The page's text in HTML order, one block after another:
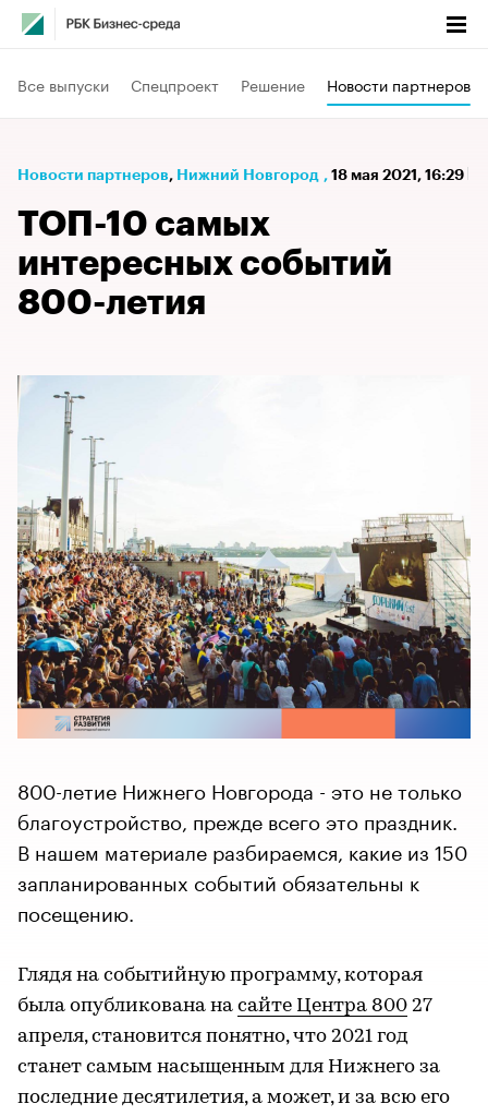
Все выпуски Спецпроект Решение Новости партнеров
Новости партнеров⁠, Нижний Новгород , 18 мая 2021, 16:29
ТОП-10 самых
интересных событий
800-летия
800-летие Нижнего Новгорода - это не только
благоустройство, прежде всего это праздник.
В нашем материале разбираемся, какие из 150
запланированных событий обязательны к
посещению.
Глядя на событийную программу, которая
была опубликована на сайте Центра 800 27
апреля, становится понятно, что 2021 год
станет самым насыщенным для Нижнего за
последние десятилетия, а может, и за всю его